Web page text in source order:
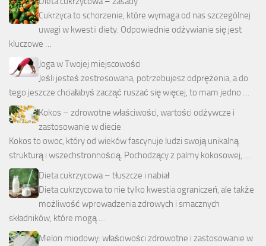
Cukrzyca to schorzenie, które wymaga od nas szczególnej
uwagi w kwestii diety. Odpowiednie odżywianie się jest
kluczowe …
Joga w Twojej miejscowości
Jeśli jesteś zestresowana, potrzebujesz odprężenia, a do
tego jeszcze chciałabyś zacząć ruszać się więcej, to mam jedno …
Kokos – zdrowotne właściwości, wartości odżywcze i
zastosowanie w diecie
Kokos to owoc, który od wieków fascynuje ludzi swoją unikalną
strukturą i wszechstronnością. Pochodzący z palmy kokosowej, …
Dieta cukrzycowa – tłuszcze i nabiał
Dieta cukrzycowa to nie tylko kwestia ograniczeń, ale także
możliwość wprowadzenia zdrowych i smacznych
składników, które mogą …
Melon miodowy: właściwości zdrowotne i zastosowanie w